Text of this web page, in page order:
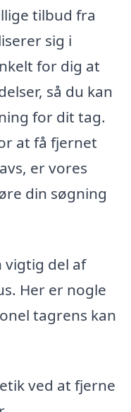
tilbud fra
sig i
for dig at
så du kan
for dit tag.
at få fjernet
er vores
din søgning
vigtig del af
Her er nogle
tagrens kan
ved at fjerne